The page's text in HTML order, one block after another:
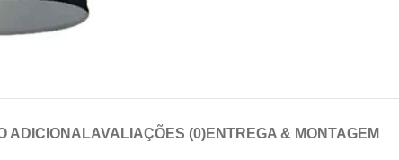
ADICIONALAVALIAÇÕES (0)ENTREGA & MONTAGEM